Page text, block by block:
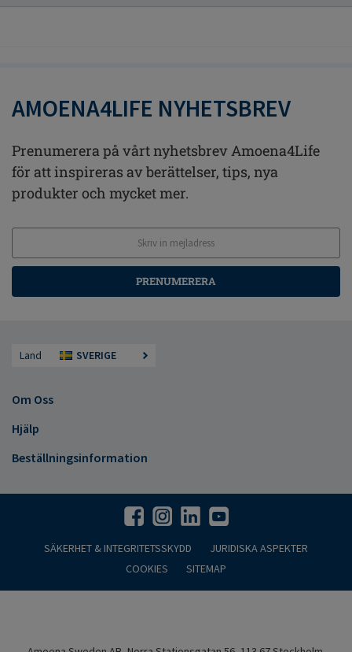
AMOENA4LIFE NYHETSBREV
Prenumerera på vårt nyhetsbrev Amoena4Life
för att inspireras av berättelser, tips, nya
produkter och mycket mer.
PRENUMERERA
Land SVERIGE
Om Oss
Hjälp
Beställningsinformation
SÄKERHET & INTEGRITETSSKYDD
JURIDISKA ASPEKTER
COOKIES
SITEMAP